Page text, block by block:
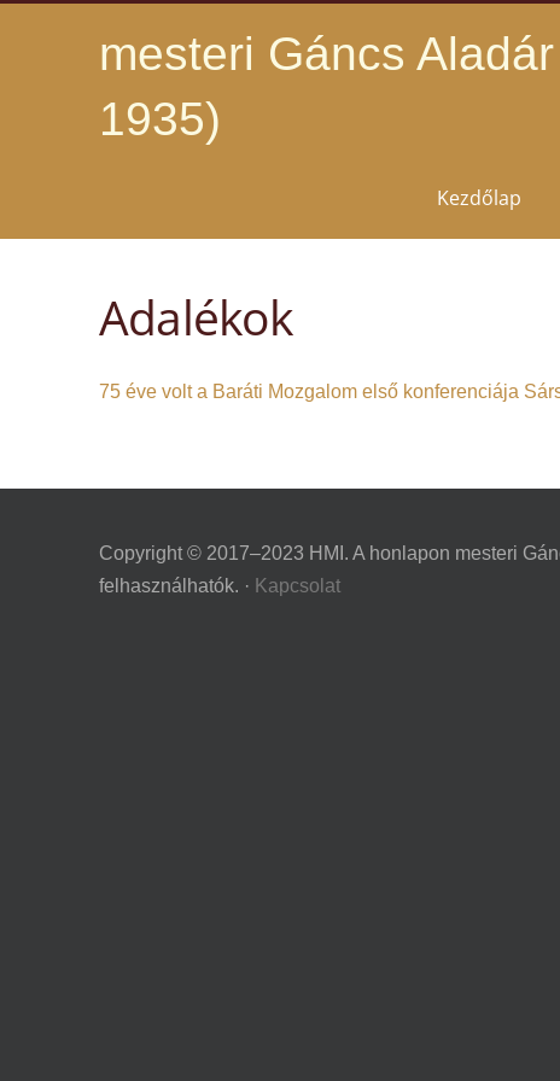
mesteri Gáncs
1935)
Kezdőlap
Adalékok
75 éve volt a Baráti Mozgalom első konferenciája
Copyright © 2017–2023 HMI. A honlapon mesteri
felhasználhatók. · Kapcsolat